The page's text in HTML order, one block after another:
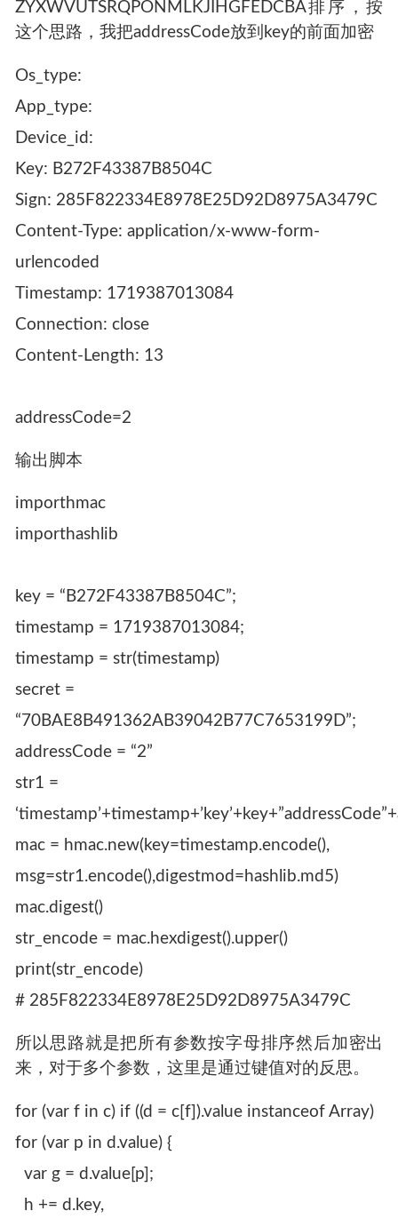
ZYXWVUTSRQPONMLKJIHGFEDCBA排序，按
这个思路，我把addressCode放到key的前面加密
Os_type:
App_type:
Device_id:
Key: B272F43387B8504C
Sign: 285F822334E8978E25D92D8975A3479C
Content-Type: application/x-www-form-
urlencoded
Timestamp: 1719387013084
Connection: close
Content-Length: 13
addressCode=2
输出脚本
importhmac
importhashlib
key = “B272F43387B8504C”;
timestamp = 1719387013084;
timestamp = str(timestamp)
secret =
“70BAE8B491362AB39042B77C7653199D”;
addressCode = “2”
str1 =
mac = hmac.new(key=timestamp.encode(),
msg=str1.encode(),digestmod=hashlib.md5)
mac.digest()
str_encode = mac.hexdigest().upper()
print(str_encode)
# 285F822334E8978E25D92D8975A3479C
所以思路就是把所有参数按字母排序然后加密出
来，对于多个参数，这里是通过键值对的反思。
for (var f in c) if ((d = c[f]).value instanceof Array)
for (var p in d.value) {
var g = d.value[p];
h += d.key,